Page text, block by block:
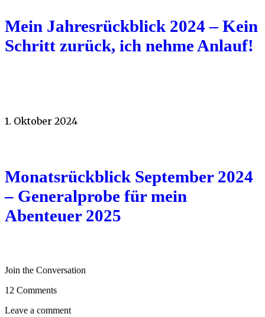
Mein Jahresrückblick 2024 – Kein
Schritt zurück, ich nehme Anlauf!
1. Oktober 2024
Monatsrückblick September 2024
– Generalprobe für mein
Abenteuer 2025
Join the Conversation
12 Comments
Leave a comment